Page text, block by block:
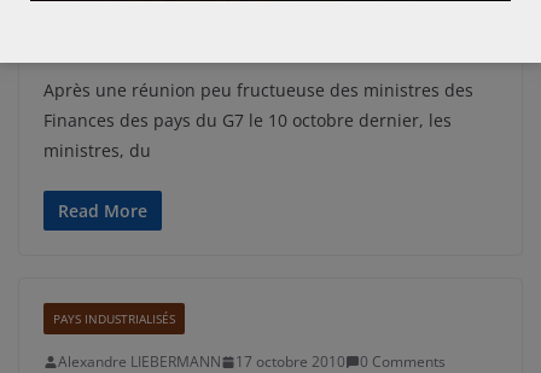
Après une réunion peu fructueuse des ministres des
Finances des pays du G7 le 10 octobre dernier, les
ministres, du
Read More
PAYS INDUSTRIALISÉS
Alexandre LIEBERMANN 17 octobre 2010
0 Comments